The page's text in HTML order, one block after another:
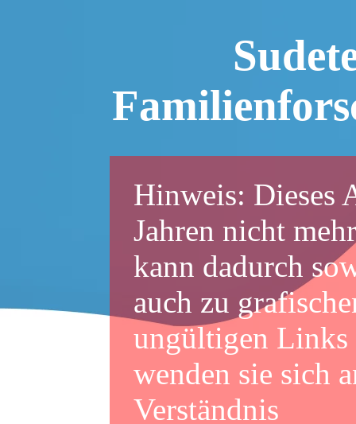
Hinweis: Dieses
Jahren nicht
kann dadurch
auch zu
ungültigen Links
wenden sie sich
Verständnis